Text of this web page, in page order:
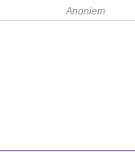
Anoniem